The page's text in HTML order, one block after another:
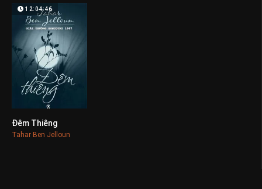
12:04:46
Đêm Thiêng
Tahar Ben Jelloun